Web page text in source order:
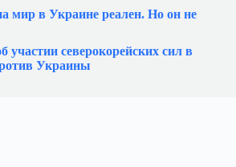
мир в Украине реален. Но он не
участии северокорейских сил в
Украины